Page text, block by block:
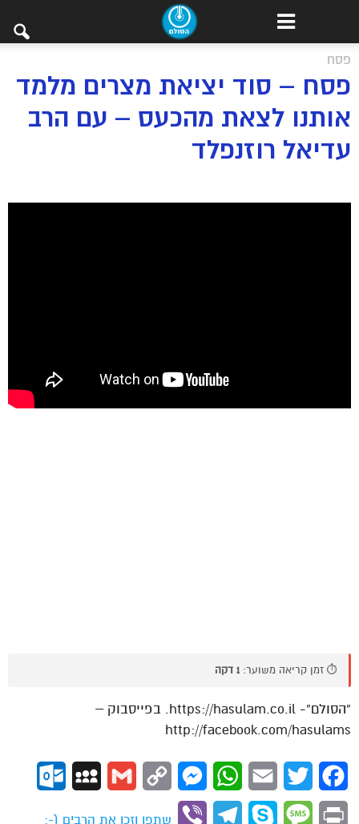
פסח
פסח – סוד יציאת מצרים מלמד
אותנו לצאת מהכעס – עם הרב
עדיאל רוזנפלד
⏱️ זמן קריאה משוער: 1 דקה
“הסולם”- https://hasulam.co.il. בפייסבוק –
http://facebook.com/hasulams
Facebook
Twitter
Email
WhatsApp
Messenger
Copy
Gmail
MySpace
Print
Message
Skype
Telegram
Viber
שתפו וזכו את הרבים (-: